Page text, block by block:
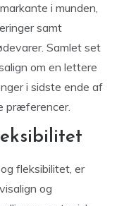
i munden,
samt
Samlet set
om en lettere
i sidste ende af
præferencer.
fleksibilitet, er
og